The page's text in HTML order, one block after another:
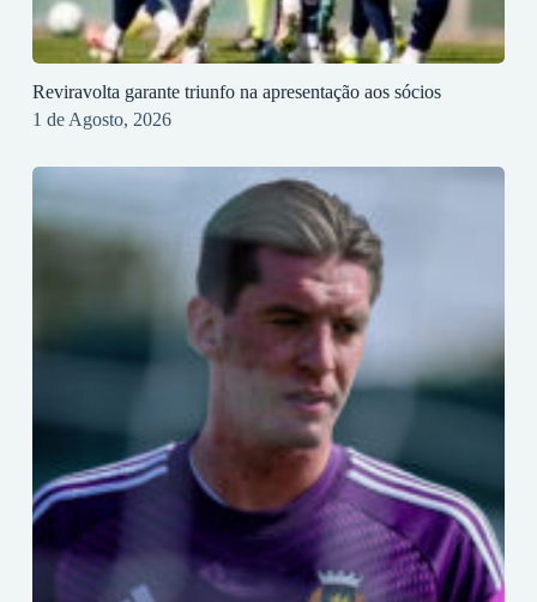
Reviravolta garante triunfo na apresentação aos sócios
1 de Agosto, 2026